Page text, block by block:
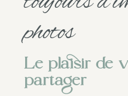
photos
Le plaisir de
partager